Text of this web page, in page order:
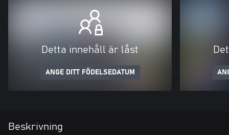
Detta innehåll är låst
ANGE DITT FÖDELSEDATUM
Beskrivning